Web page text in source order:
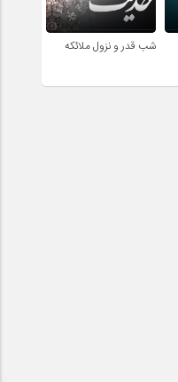
شب قدر و نزول ملائکه